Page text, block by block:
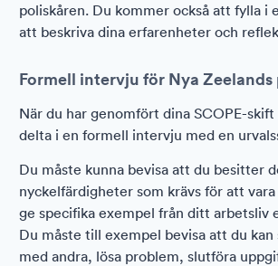
poliskåren. Du kommer också att fylla i
att beskriva dina erfarenheter och
Formell intervju för Nya Zeelands
När du har genomfört dina SCOPE-
delta i en formell intervju med en
Du måste kunna bevisa att du besitter
nyckelfärdigheter som krävs för att
ge specifika exempel från ditt arbetsliv
Du måste till exempel bevisa att du kan
med andra, lösa problem, slutföra